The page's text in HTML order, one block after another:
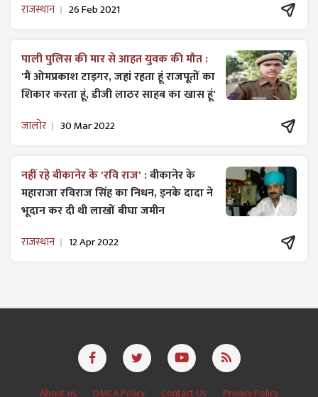
राजस्थान 26 Feb 2021
पाली पुलिस की मार से आहत युवक की मौत :
'मैं ओमप्रकाश टाइगर, जहां रहता हूं राजपूतों का
शिकार करता हूं, डीजी लाठर साहब का खास हूं'
जालोर 30 Mar 2022
नहीं रहे बीकानेर के 'रवि राज' :बीकानेर के
महाराजा रविराज सिंह का निधन, इनके दादा ने
भूदान कर दी थी लाखों बीघा जमीन
राजस्थान 12 Apr 2022
About us DMCA Policy Contact Us Privacy Policy